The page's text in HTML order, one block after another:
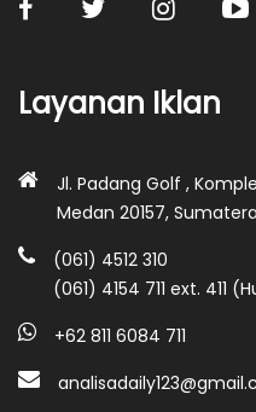
Layanan Iklan
Jl. Padang Golf ,
Medan 20157,
(061) 4512 310
(061) 4154 711 ext. 411
+62 811 6084 711